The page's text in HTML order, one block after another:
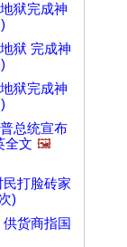
狱完成神
狱 完成神
狱完成神
总统宣布
全文 🖼️
民打脸砖家
次)
供货商指国